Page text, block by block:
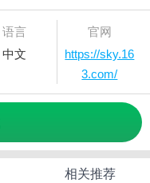
语言
中文
官网
https://sky.16
3.com/
相关推荐